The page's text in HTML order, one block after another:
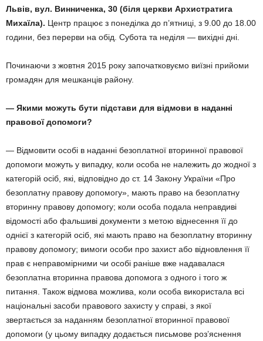
Львів, вул. Винниченка, 30 (біля церкви Архистратига
Михаїла). Центр працює з понеділка до п’ятниці, з 9.00 до 18.00
години, без перерви на обід. Субота та неділя — вихідні дні.
Починаючи з жовтня 2015 року започатковуємо виїзні прийоми
громадян для мешканців району.
— Якими можуть бути підстави для відмови в наданні
правової допомоги?
— Відмовити особі в наданні безоплатної вторинної правової
допомоги можуть у випадку, коли особа не належить до жодної з
категорій осіб, які, відповідно до ст. 14 Закону України «Про
безоплатну правову допомогу», мають право на безоплатну
вторинну правову допомогу; коли особа подала неправдиві
відомості або фальшиві документи з метою віднесення її до
однієї з категорій осіб, які мають право на безоплатну вторинну
правову допомогу; вимоги особи про захист або відновлення її
прав є неправомірними чи особі раніше вже надавалася
безоплатна вторинна правова допомога з одного і того ж
питання. Також відмова можлива, коли особа використала всі
національні засоби правового захисту у справі, з якої
звертається за наданням безоплатної вторинної правової
допомоги (у цьому випадку додається письмове роз’яснення